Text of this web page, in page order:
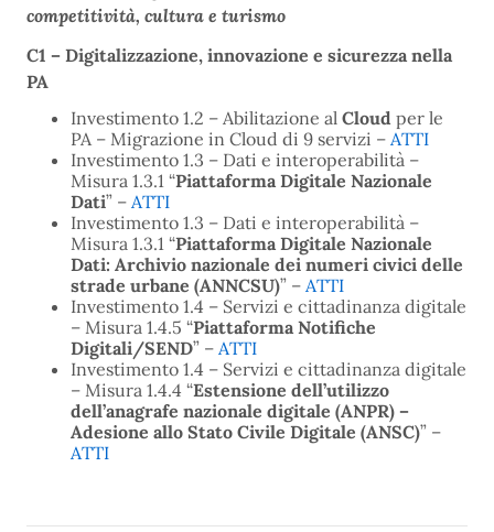
competitività, cultura e turismo
C1 – Digitalizzazione, innovazione e sicurezza nella
PA
Investimento 1.2 – Abilitazione al Cloud per le
PA – Migrazione in Cloud di 9 servizi – ATTI
Investimento 1.3 – Dati e interoperabilità –
Misura 1.3.1 “Piattaforma Digitale Nazionale
Dati” – ATTI
Investimento 1.3 – Dati e interoperabilità –
Misura 1.3.1 “Piattaforma Digitale Nazionale
Dati: Archivio nazionale dei numeri civici delle
strade urbane (ANNCSU)” – ATTI
Investimento 1.4 – Servizi e cittadinanza digitale
– Misura 1.4.5 “Piattaforma Notifiche
Digitali/SEND” – ATTI
Investimento 1.4 – Servizi e cittadinanza digitale
– Misura 1.4.4 “Estensione dell’utilizzo
dell’anagrafe nazionale digitale (ANPR) –
Adesione allo Stato Civile Digitale (ANSC)” –
ATTI